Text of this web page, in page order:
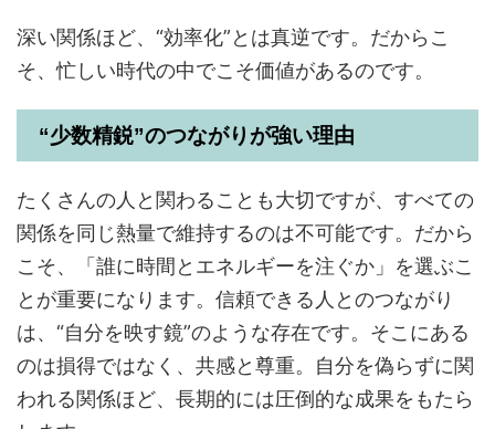
深い関係ほど、“効率化”とは真逆です。だからこ
そ、忙しい時代の中でこそ価値があるのです。
“少数精鋭”のつながりが強い理由
たくさんの人と関わることも大切ですが、すべての
関係を同じ熱量で維持するのは不可能です。だから
こそ、「誰に時間とエネルギーを注ぐか」を選ぶこ
とが重要になります。信頼できる人とのつながり
は、“自分を映す鏡”のような存在です。そこにある
のは損得ではなく、共感と尊重。自分を偽らずに関
われる関係ほど、長期的には圧倒的な成果をもたら